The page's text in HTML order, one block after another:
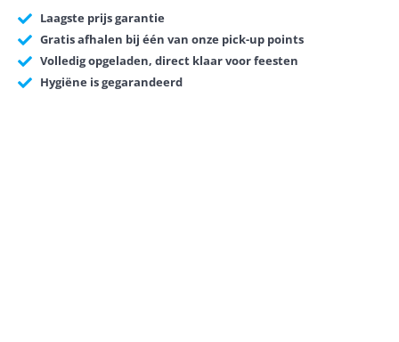
Laagste prijs garantie
Gratis afhalen bij één van onze pick-up points
Volledig opgeladen, direct klaar voor feesten
Hygiëne is gegarandeerd